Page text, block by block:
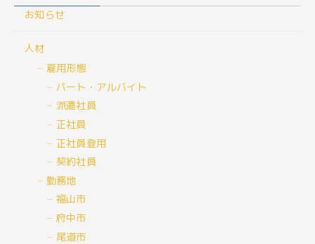
お知らせ
人材
雇用形態
パート・アルバイト
派遣社員
正社員
正社員登用
契約社員
勤務地
福山市
府中市
尾道市